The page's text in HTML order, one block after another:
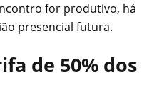
for produtivo, há
presencial futura.
de 50% dos